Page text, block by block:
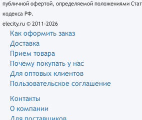
публичной офертой, определяемой положениями
кодекса РФ.
elecity.ru © 2011-2026
Как оформить заказ
Доставка
Прием товара
Почему покупать у нас
Для оптовых клиентов
Пользовательское соглашение
Контакты
О компании